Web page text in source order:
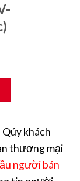
chưa có pin sạc)
khách
thương mại
người bán